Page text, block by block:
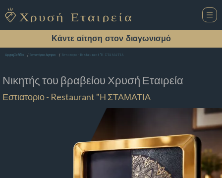
Κάντε αίτηση στον διαγωνισμό
Αρχική Σελίδα Εστιατόριο Αιγειρα Εστιατοριο - Restaurant "Η ΣΤΑΜΑΤΙΑ
Νικητής του βραβείου Χρυσή Εταιρεία
Εστιατοριο - Restaurant "Η ΣΤΑΜΑΤΙΑ